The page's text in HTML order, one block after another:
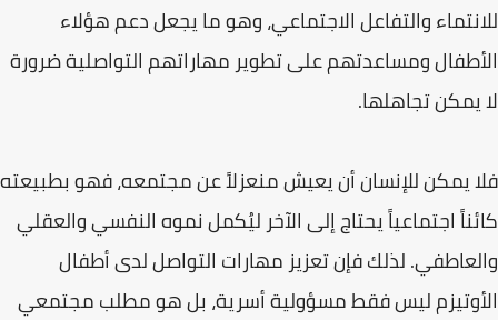
للانتماء والتفاعل الاجتماعي، وهو ما يجعل دعم هؤلاء
الأطفال ومساعدتهم على تطوير مهاراتهم التواصلية ضرورة
لا يمكن تجاهلها.
فلا يمكن للإنسان أن يعيش منعزلاً عن مجتمعه، فهو بطبيعته
كائناً اجتماعياً يحتاج إلى الآخر ليُكمل نموه النفسي والعقلي
والعاطفي. لذلك فإن تعزيز مهارات التواصل لدى أطفال
الأوتيزم ليس فقط مسؤولية أسرية، بل هو مطلب مجتمعي